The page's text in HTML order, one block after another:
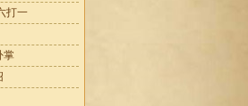
打一
掌